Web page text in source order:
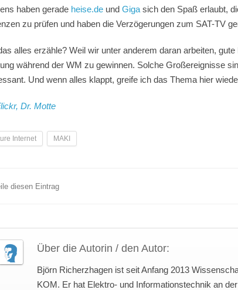
haben gerade heise.de und Giga sich den Spaß erlaubt,
zu prüfen und haben die Verzögerungen zum SAT-TV
alles erzähle? Weil wir unter anderem daran arbeiten, gute
während der WM zu gewinnen. Solche Großereignisse
Und wenn alles klappt, greife ich das Thema hier
Dr. Motte
Internet MAKI
diesen Eintrag
Über die Autorin / den Autor:
Björn Richerzhagen ist seit Anfang 2013
KOM. Er hat Elektro- und Informationstechnik an